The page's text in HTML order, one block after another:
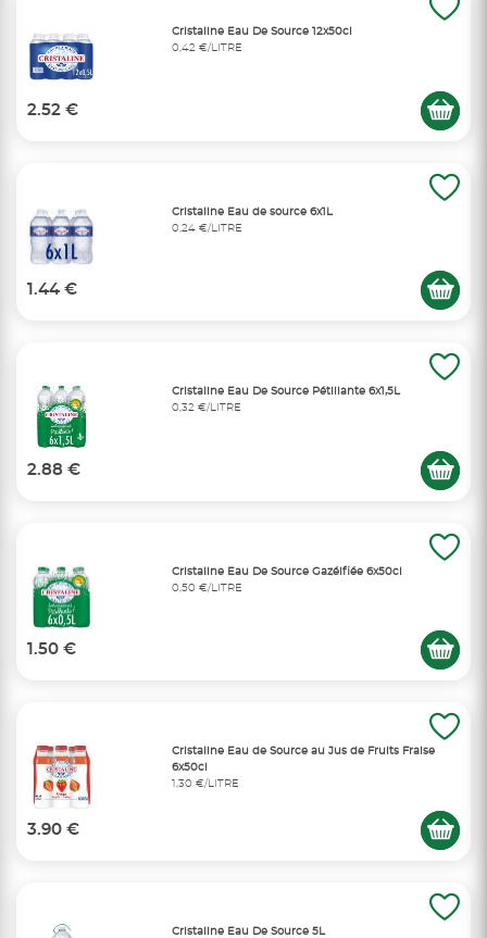
Cristaline Eau De Source 12x50cl
0,42 €/LITRE
2.52 €
Cristaline Eau de source 6x1L
0,24 €/LITRE
1.44 €
Cristaline Eau De Source Pétillante 6x1,5L
0,32 €/LITRE
2.88 €
Cristaline Eau De Source Gazéifiée 6x50cl
0,50 €/LITRE
1.50 €
Cristaline Eau de Source au Jus de Fruits Fraise
6x50cl
1,30 €/LITRE
3.90 €
Cristaline Eau De Source 5L